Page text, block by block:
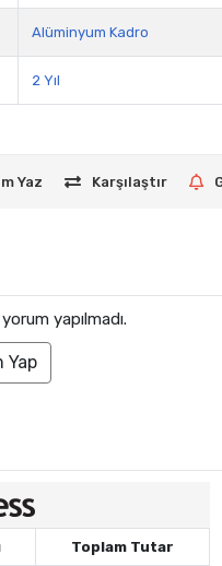
Alüminyum Kadro
2 Yıl
Yaz Karşılaştır
yapılmadı.
Yap
Toplam Tutar